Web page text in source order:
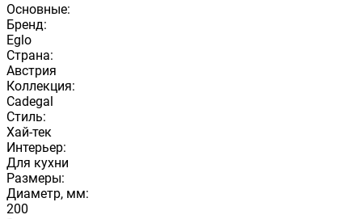
Основные:
Бренд:
Eglo
Страна:
Австрия
Коллекция:
Cadegal
Стиль:
Хай-тек
Интерьер:
Для кухни
Размеры:
Диаметр, мм:
200